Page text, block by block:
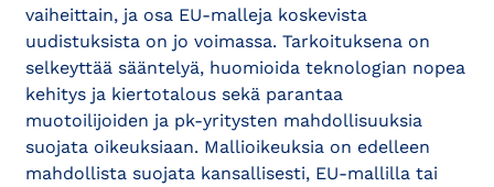
vaiheittain, ja osa EU-malleja koskevista
uudistuksista on jo voimassa. Tarkoituksena on
selkeyttää sääntelyä, huomioida teknologian nopea
kehitys ja kiertotalous sekä parantaa
muotoilijoiden ja pk-yritysten mahdollisuuksia
suojata oikeuksiaan. Mallioikeuksia on edelleen
mahdollista suojata kansallisesti, EU-mallilla tai